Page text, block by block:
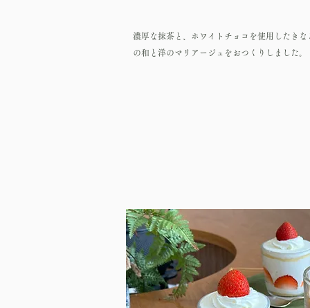
濃厚な抹茶と、ホワイトチョコを使用したき
の和と洋のマリアージュをおつくりしました。